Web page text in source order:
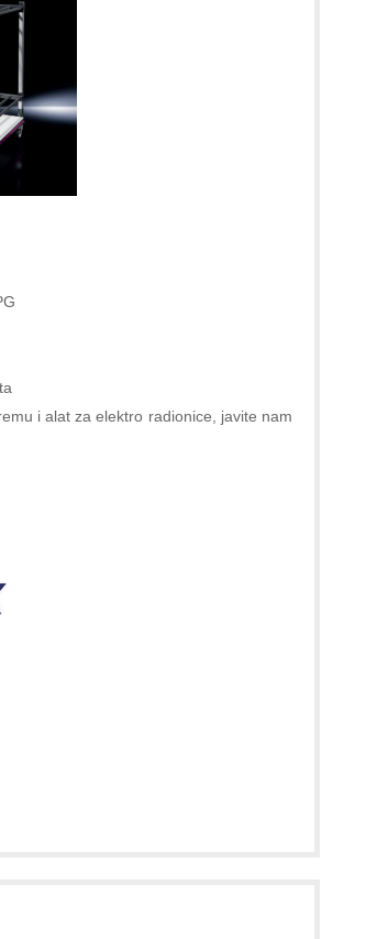
i alat za elektro radionice, javite nam